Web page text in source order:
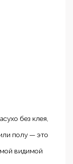
без клея,
полу — это
видимой